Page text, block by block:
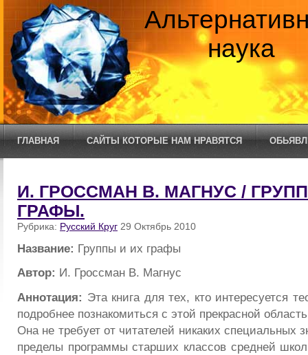
наука
ГЛАВНАЯ САЙТЫ КОТОРЫЕ НАМ НРАВЯТСЯ
И. ГРОССМАН В. МАГНУС /
ГРАФЫ.
Рубрика: Русский Круг 29 Октябрь 2010
Название: Группы и их графы
Автор: И. Гроссман В. Магнус
Аннотация: Эта книга для тех, кто интересуется
подробнее познакомиться с этой прекрасной
Она не требует от читателей никаких специальных
пределы программы старших классов средней